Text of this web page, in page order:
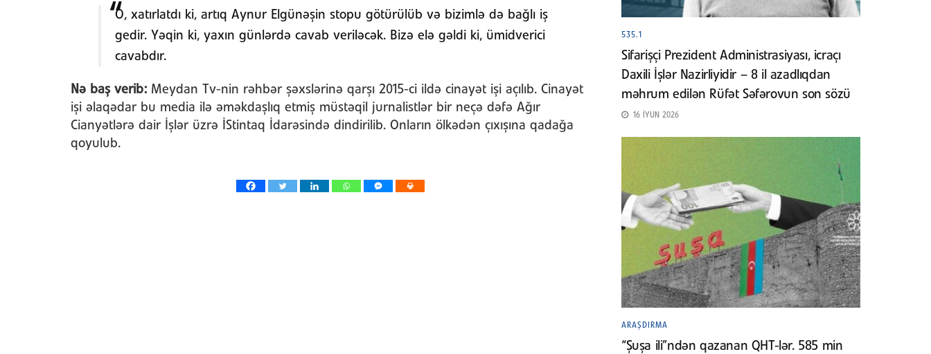
O, xatırlatdı ki, artıq Aynur Elgünəşin stopu götürülüb və bizimlə də bağlı iş
gedir. Yəqin ki, yaxın günlərdə cavab veriləcək. Bizə elə gəldi ki, ümidverici
cavabdır.
Nə baş verib: Meydan Tv-nin rəhbər şəxslərinə qarşı 2015-ci ildə cinayət işi açılıb. Cinayət
işi əlaqədar bu media ilə əməkdaşlıq etmiş müstəqil jurnalistlər bir neçə dəfə Ağır
Cianyətlərə dair İşlər üzrə İStintaq İdarəsində dindirilib. Onların ölkədən çıxışına qadağa
qoyulub.
535.1
Sifarişçi Prezident Administrasiyası, icraçı
Daxili İşlər Nazirliyidir – 8 il azadlıqdan
məhrum edilən Rüfət Səfərovun son sözü
16 İYUN 2026
ARAŞDIRMA
“Şuşa ili”ndən qazanan QHT-lər. 585 min